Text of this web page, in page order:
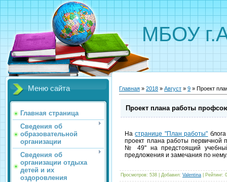
МБОУ
Меню сайта
Главная страница
Сведения об
образовательной
организации
Сведения об
организации отдыха
детей и их
оздоровления
Главная » 2018 » Август » 9 » Проект
Проект плана работы
Настранице "План работы"
проект плана работы
№ 49" на предстоящий
предложения и замечания по нему.
Просмотров: 538 Добавил: Valentina Рейтинг: